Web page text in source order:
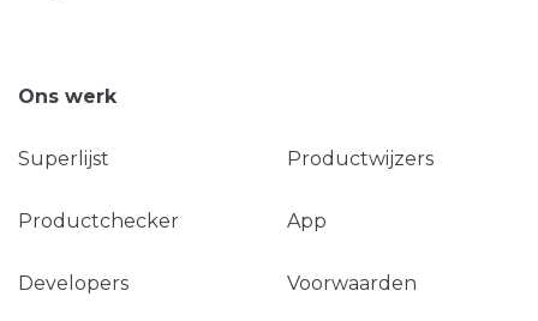
Ons werk
Superlijst Productwijzers
Productchecker App
Developers Voorwaarden